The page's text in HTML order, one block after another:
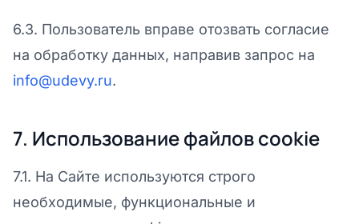
6.3. Пользователь вправе отозвать согласие
на обработку данных, направив запрос на
info@udevy.ru.
7. Использование файлов cookie
7.1. На Сайте используются строго
необходимые, функциональные и